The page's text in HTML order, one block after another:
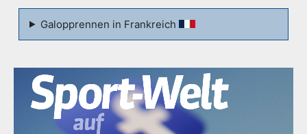
Galopprennen in Frankreich